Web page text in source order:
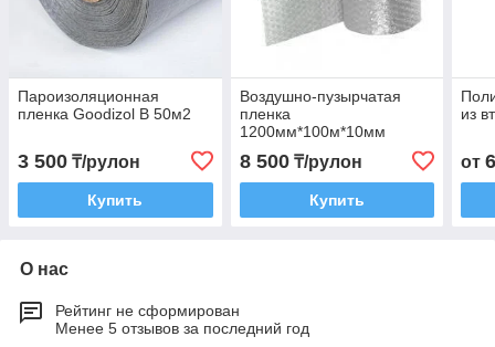
Пароизоляционная
пленка Goodizol B 50м2
3 500 ₸/рулон
Купить
Воздушно-пузырчатая
пленка
1200мм*100м*10мм
8 500₸/рулон
Купить
из
от
О нас
Рейтинг не сформирован
Менее 5 отзывов за последний год